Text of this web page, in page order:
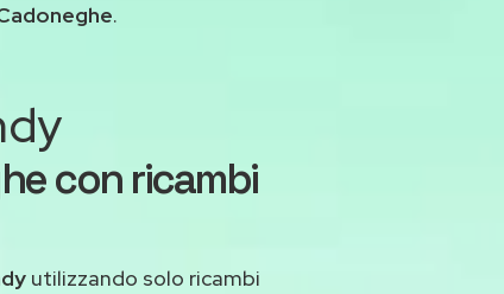
.
con ricambi
utilizzando solo ricambi